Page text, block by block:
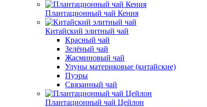
Плантационный чай Кения
Китайский элитный чай
Красный чай
Зелёный чай
Жасминовый чай
Улуны материковые (китайские)
Пуэры
Связанный чай
Плантационный чай Цейлон